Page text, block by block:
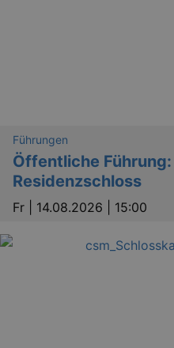
Führungen
Öffentliche
Residenzschloss
Fr | 14.08.2026 | 15:00